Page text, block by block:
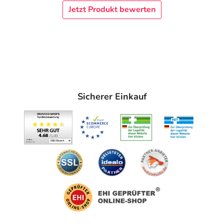
protect können neben Nahrungsfetten auch (fettlösliche)
Rücksprache mit einem Arzt eingenommen werden:
langfristiger Medikamenteneinnahme
ernsthaften Magen-Darm-Erkrankungen und nach
Operationen im Magen-Darm-Trakt
Hochbetagten (über 80 Jahre)
Inhaltsstoffe
Ballaststoff Polyglucosamin (73 %): ß-1,4-­Polymer aus
D-Glucosamin und N-Acetyl-D-Glucosamin aus
Krebstierpanzer
Jetzt Produkt bewerten
Sicherer Einkauf